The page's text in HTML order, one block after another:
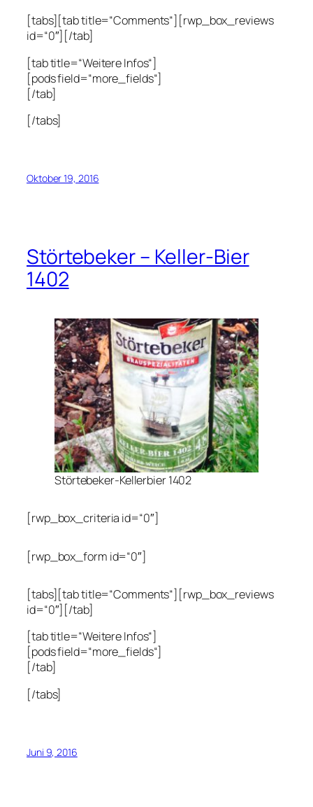
[tabs][tab title=“Comments“][rwp_box_reviews
id=“0″][/tab]
[tab title=“Weitere Infos“]
[pods field=“more_fields“]
[/tab]
[/tabs]
Oktober 19, 2016
Störtebeker – Keller-Bier
1402
Störtebeker-Kellerbier 1402
[rwp_box_criteria id=“0″]
[rwp_box_form id=“0″]
[tabs][tab title=“Comments“][rwp_box_reviews
id=“0″][/tab]
[tab title=“Weitere Infos“]
[pods field=“more_fields“]
[/tab]
[/tabs]
Juni 9, 2016